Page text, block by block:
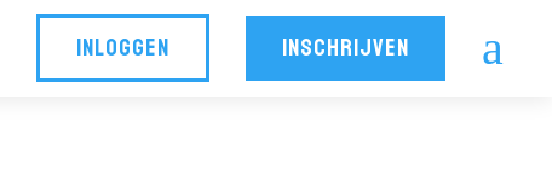
INLOGGEN INSCHRIJVEN a